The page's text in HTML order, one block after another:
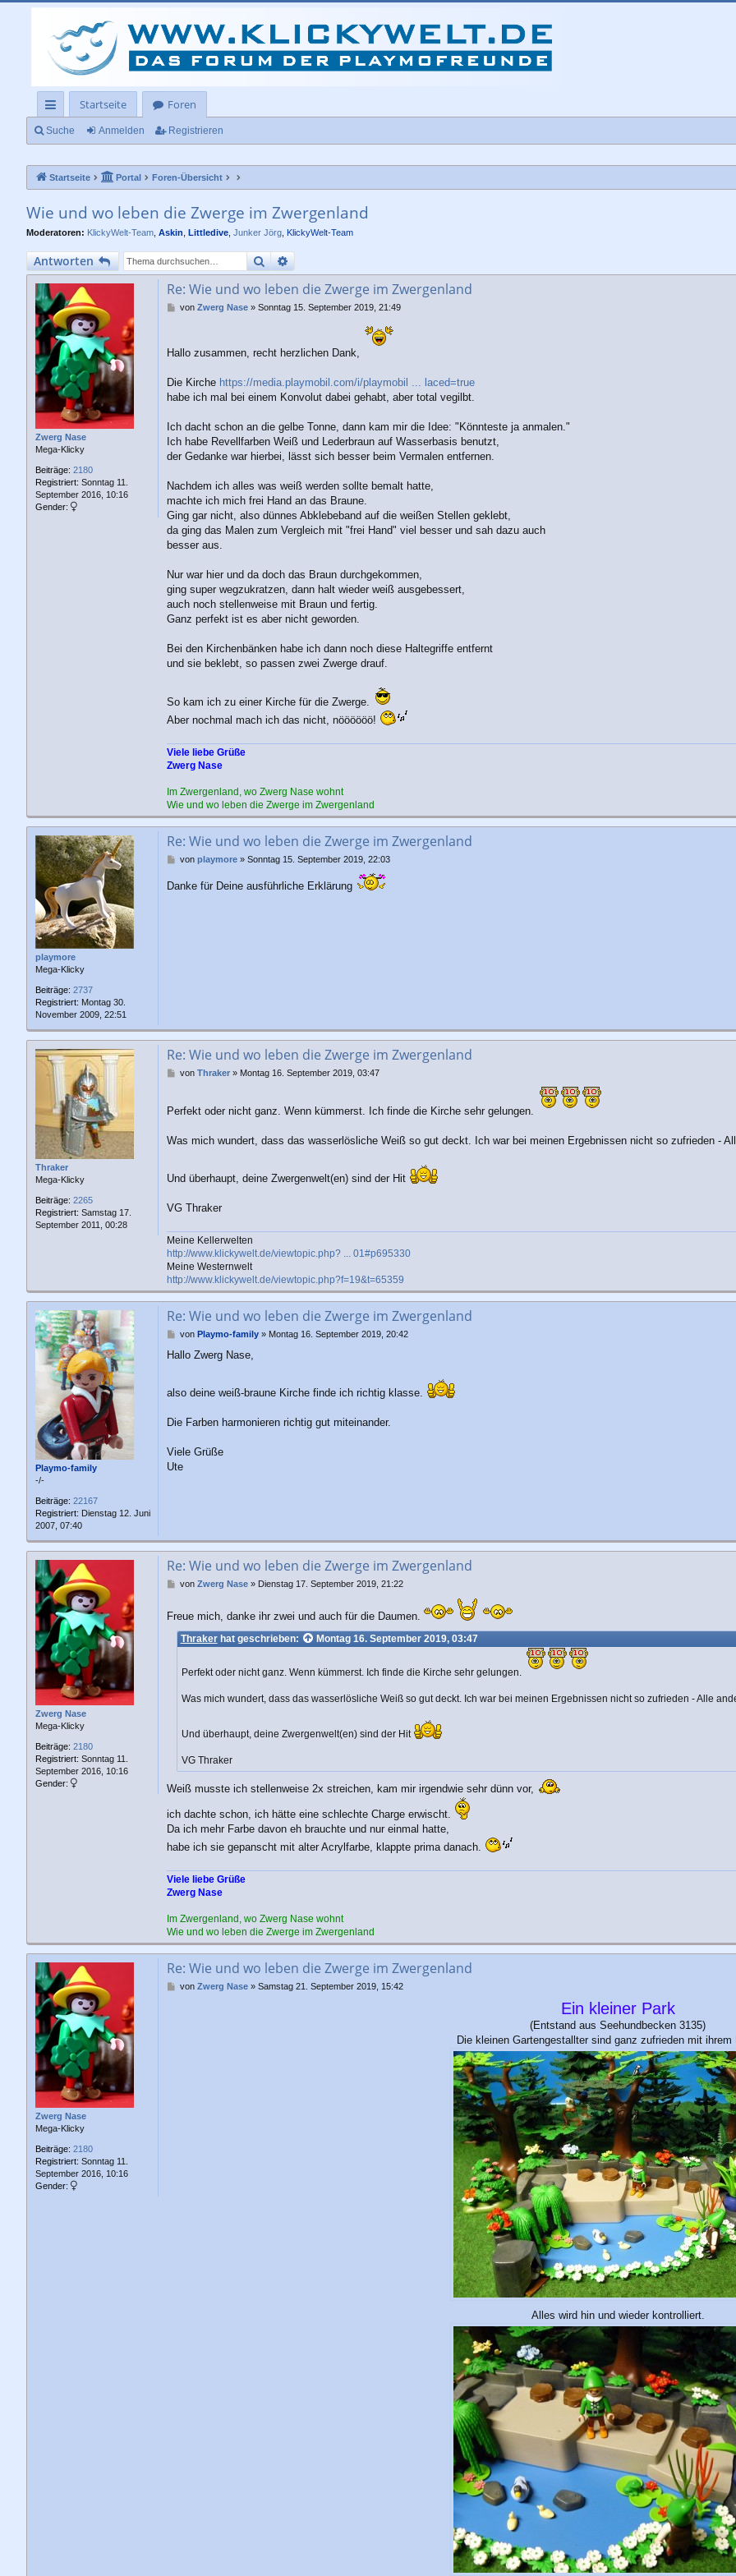
ch
llz
rif
f
Startseite
Foren
Suche Anmelden Registrieren
Startseite Portal Foren-Übersicht
Wie und wo leben die Zwerge im Zwergenland
Moderatoren: KlickyWelt-Team Askin Littledive Junker Jörg KlickyWelt-Team
Antworten SucheErweiterte Suche
Zwerg Nase
Mega-Klicky
Beiträge: 2180
Registriert: Sonntag 11.
September 2016, 10:16
Gender:
Re: Wie und wo leben die Zwerge im Zwergenland
B
r
g
von Zwerg Nase» Sonntag 15. September 2019, 21:49
Hallo zusammen, recht herzlichen Dank,
Die Kirche https://media.playmobil.com/i/playmobil ... laced=true
habe ich mal bei einem Konvolut dabei gehabt, aber total vegilbt.
Ich dacht schon an die gelbe Tonne, dann kam mir die Idee: "Könnteste ja anmalen."
Ich habe Revellfarben Weiß und Lederbraun auf Wasserbasis benutzt,
der Gedanke war hierbei, lässt sich besser beim Vermalen entfernen.
Nachdem ich alles was weiß werden sollte bemalt hatte,
machte ich mich frei Hand an das Braune.
Ging gar nicht, also dünnes Abklebeband auf die weißen Stellen geklebt,
da ging das Malen zum Vergleich mit "frei Hand" viel besser und sah dazu auch
besser aus.
Nur war hier und da doch das Braun durchgekommen,
ging super wegzukratzen, dann halt wieder weiß ausgebessert,
auch noch stellenweise mit Braun und fertig.
Ganz perfekt ist es aber nicht geworden.
Bei den Kirchenbänken habe ich dann noch diese Haltegriffe entfernt
und sie beklebt, so passen zwei Zwerge drauf.
So kam ich zu einer Kirche für die Zwerge.
Aber nochmal mach ich das nicht, nöööööö!
Viele liebe Grüße
Zwerg Nase
Im Zwergenland, wo Zwerg Nase wohnt
Wie und wo leben die Zwerge im Zwergenland
playmore
Mega-Klicky
Beiträge: 2737
Registriert: Montag 30.
November 2009, 22:51
Re: Wie und wo leben die Zwerge im Zwergenland
B
i
von playmore» Sonntag 15. September 2019, 22:03
Danke für Deine ausführliche Erklärung
Thraker
Mega-Klicky
Beiträge: 2265
Registriert: Samstag 17.
September 2011, 00:28
Re: Wie und wo leben die Zwerge im Zwergenland
B
t
g
von Thraker» Montag 16. September 2019, 03:47
Perfekt oder nicht ganz. Wenn kümmerst. Ich finde die Kirche sehr gelungen.
Was mich wundert, dass das wasserlösliche Weiß so gut deckt. Ich war bei meinen Ergebnissen nicht so zufrieden -
Und überhaupt, deine Zwergenwelt(en) sind der Hit
VG Thraker
Meine Kellerwelten
http://www.klickywelt.de/viewtopic.php? ... 01#p695330
Meine Westernwelt
http://www.klickywelt.de/viewtopic.php?f=19&t=65359
Playmo-family
-/-
Beiträge: 22167
Registriert: Dienstag 12. Juni
2007, 07:40
Re: Wie und wo leben die Zwerge im Zwergenland
B
i
a
von Playmo-family» Montag 16. September 2019, 20:42
Hallo Zwerg Nase,
also deine weiß-braune Kirche finde ich richtig klasse.
Die Farben harmonieren richtig gut miteinander.
Viele Grüße
Ute
Zwerg Nase
Mega-Klicky
Beiträge: 2180
Registriert: Sonntag 11.
September 2016, 10:16
Gender:
Re: Wie und wo leben die Zwerge im Zwergenland
B
t
r
a
von Zwerg Nase» Dienstag 17. September 2019, 21:22
Freue mich, danke ihr zwei und auch für die Daumen.
Thrakerhat geschrieben: Montag 16. September 2019, 03:47
Perfekt oder nicht ganz. Wenn kümmerst. Ich finde die Kirche sehr gelungen.
Was mich wundert, dass das wasserlösliche Weiß so gut deckt. Ich war bei meinen Ergebnissen nicht so zufrieden - Alle
Und überhaupt, deine Zwergenwelt(en) sind der Hit
VG Thraker
Weiß musste ich stellenweise 2x streichen, kam mir irgendwie sehr dünn vor,
ich dachte schon, ich hätte eine schlechte Charge erwischt.
Da ich mehr Farbe davon eh brauchte und nur einmal hatte,
habe ich sie gepanscht mit alter Acrylfarbe, klappte prima danach.
Viele liebe Grüße
Zwerg Nase
Im Zwergenland, wo Zwerg Nase wohnt
Wie und wo leben die Zwerge im Zwergenland
Zwerg Nase
Mega-Klicky
Beiträge: 2180
Registriert: Sonntag 11.
September 2016, 10:16
Gender:
Re: Wie und wo leben die Zwerge im Zwergenland
Bvon Zwerg Nase» Samstag 21. September 2019, 15:42
Ein kleiner Park
(Entstand aus Seehundbecken 3135)
Die kleinen Gartengestallter sind ganz zufrieden mit ihrem
Alles wird hin und wieder kontrolliert.